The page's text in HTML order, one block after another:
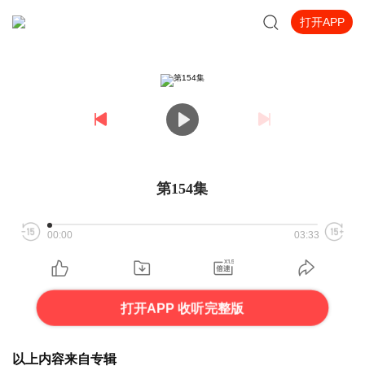
打开APP
第154集
00:00 03:33
打开APP 收听完整版
以上内容来自专辑